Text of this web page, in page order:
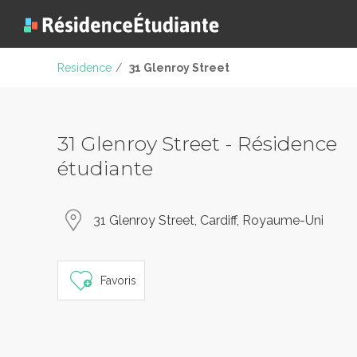
Residence / 31 Glenroy Street
31 Glenroy Street - Résidence
étudiante
31 Glenroy Street, Cardiff, Royaume-Uni
Favoris